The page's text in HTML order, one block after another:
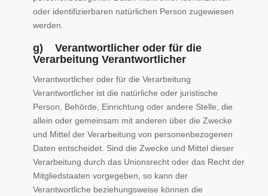
oder identifizierbaren natürlichen Person zugewiesen
werden.
g) Verantwortlicher oder für die
Verarbeitung Verantwortlicher
Verantwortlicher oder für die Verarbeitung
Verantwortlicher ist die natürliche oder juristische
Person, Behörde, Einrichtung oder andere Stelle, die
allein oder gemeinsam mit anderen über die Zwecke
und Mittel der Verarbeitung von personenbezogenen
Daten entscheidet. Sind die Zwecke und Mittel dieser
Verarbeitung durch das Unionsrecht oder das Recht der
Mitgliedstaaten vorgegeben, so kann der
Verantwortliche beziehungsweise können die